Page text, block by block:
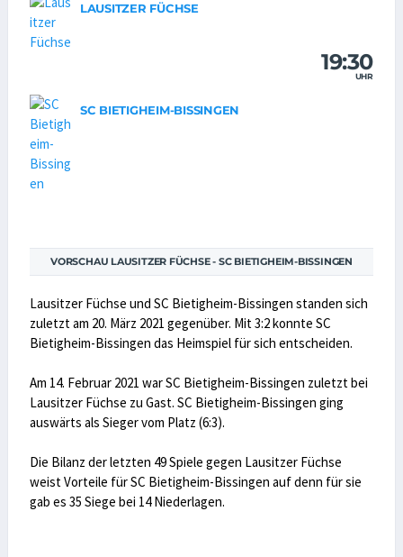
LAUSITZER FÜCHSE
19:30
UHR
SC BIETIGHEIM-BISSINGEN
VORSCHAU LAUSITZER FÜCHSE - SC BIETIGHEIM-BISSINGEN
Lausitzer Füchse und SC Bietigheim-Bissingen standen sich
zuletzt am 20. März 2021 gegenüber. Mit 3:2 konnte SC
Bietigheim-Bissingen das Heimspiel für sich entscheiden.
Am 14. Februar 2021 war SC Bietigheim-Bissingen zuletzt bei
Lausitzer Füchse zu Gast. SC Bietigheim-Bissingen ging
auswärts als Sieger vom Platz (6:3).
Die Bilanz der letzten 49 Spiele gegen Lausitzer Füchse
weist Vorteile für SC Bietigheim-Bissingen auf denn für sie
gab es 35 Siege bei 14 Niederlagen.